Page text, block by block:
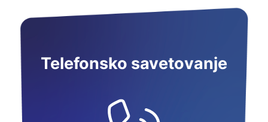
Telefonsko savetovanje